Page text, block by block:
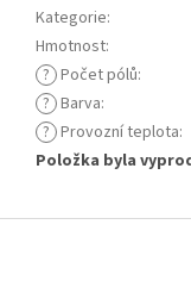
Kategorie:
Hmotnost:
? Počet pólů:
? Barva:
? Provozní teplota:
Položka byla